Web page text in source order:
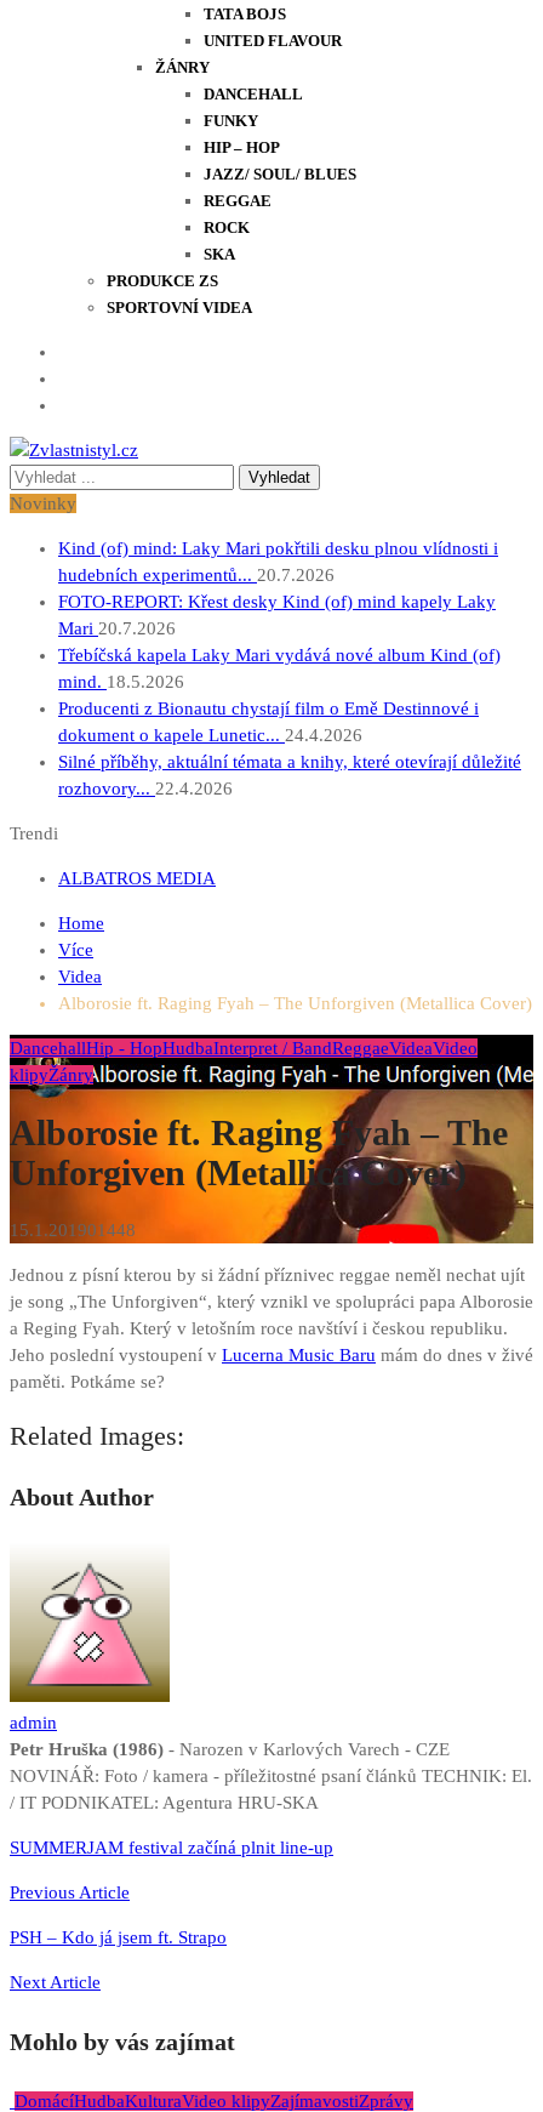
TATA BOJS
UNITED FLAVOUR
ŽÁNRY
DANCEHALL
FUNKY
HIP – HOP
JAZZ/ SOUL/ BLUES
REGGAE
ROCK
SKA
PRODUKCE ZS
SPORTOVNÍ VIDEA
Zvlastnistyl.cz
Pramen kultury, zábavy a životního stylu
Vyhledávání
pro:
Novinky
Kind (of) mind: Laky Mari pokřtili desku plnou vlídnosti i
hudebních experimentů... 20.7.2026
FOTO-REPORT: Křest desky Kind (of) mind kapely Laky
Mari 20.7.2026
Třebíčská kapela Laky Mari vydává nové album Kind (of)
mind. 18.5.2026
Producenti z Bionautu chystají film o Emě Destinnové i
dokument o kapele Lunetic... 24.4.2026
Silné příběhy, aktuální témata a knihy, které otevírají důležité
rozhovory... 22.4.2026
Trendi
ALBATROS MEDIA
Home
Více
Videa
Alborosie ft. Raging Fyah – The Unforgiven (Metallica Cover)
DancehallHip - HopHudbaInterpret / BandReggaeVideaVideo
klipyŽánry
Alborosie ft. Raging Fyah – The
Unforgiven (Metallica Cover)
15.1.201901448
Jednou z písní kterou by si žádní příznivec reggae neměl nechat ujít
je song „The Unforgiven“, který vznikl ve spolupráci papa Alborosie
a Reging Fyah. Který v letošním roce navštíví i českou republiku.
Jeho poslední vystoupení v Lucerna Music Baru mám do dnes v živé
paměti. Potkáme se?
Related Images:
About Author
admin
Petr Hruška (1986) - Narozen v Karlových Varech - CZE
NOVINÁŘ: Foto / kamera - příležitostné psaní článků TECHNIK: El.
/ IT PODNIKATEL: Agentura HRU-SKA
Navigace
pro
SUMMERJAM festival začíná plnit line-up
Previous Article
PSH – Kdo já jsem ft. Strapo
Next Article
Mohlo by vás zajímat
DomácíHudbaKulturaVideo klipyZajímavostiZprávy